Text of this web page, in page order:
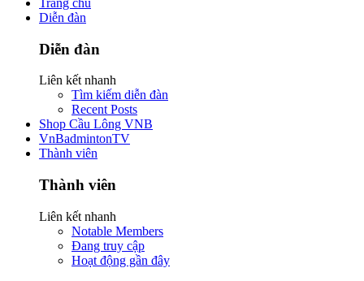
Trang chủ
Diễn đàn
Diễn đàn
Liên kết nhanh
Tìm kiếm diễn đàn
Recent Posts
Shop Cầu Lông VNB
VnBadmintonTV
Thành viên
Thành viên
Liên kết nhanh
Notable Members
Đang truy cập
Hoạt động gần đây